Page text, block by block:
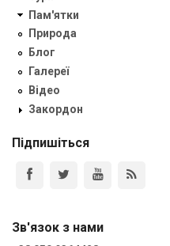
Пам'ятки
Природа
Блог
Галереї
Відео
Закордон
Підпишіться
Зв'язок з нами